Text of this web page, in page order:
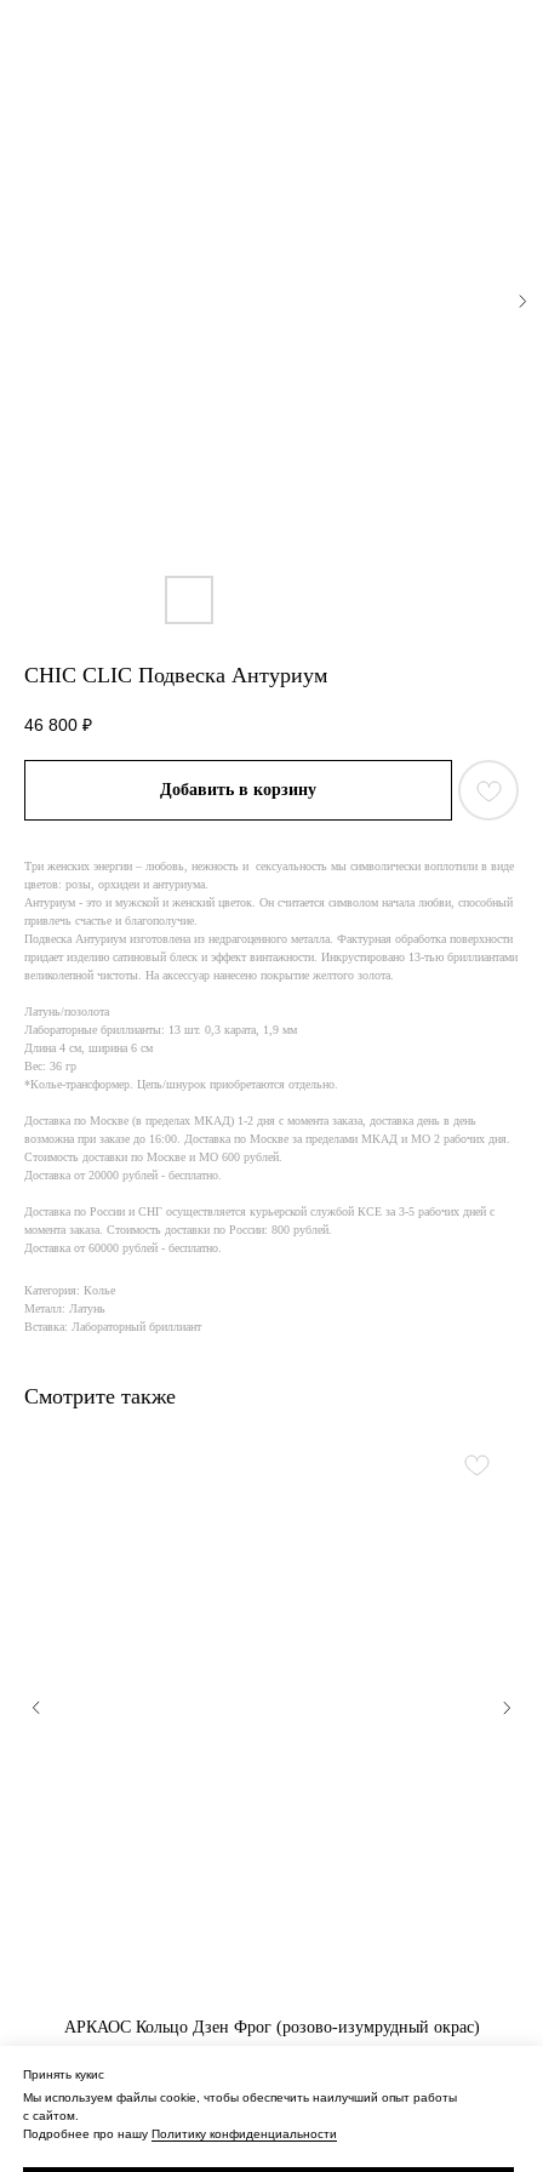
Принять кукис
Мы используем файлы cookie, чтобы обеспечить наилучший опыт работы
с сайтом.
Подробнее про нашу Политику конфиденциальности
CHIC CLIC Подвеска Антуриум
46 800 ₽
Добавить в корзину
Три женских энергии – любовь, нежность и сексуальность мы символически воплотили в виде
цветов: розы, орхидеи и антуриума.
Антуриум - это и мужской и женский цветок. Он считается символом начала любви, способный
привлечь счастье и благополучие.
Подвеска Антуриум изготовлена из недрагоценного металла. Фактурная обработка поверхности
придает изделию сатиновый блеск и эффект винтажности. Инкрустировано 13-тью бриллиантами
великолепной чистоты. На аксессуар нанесено покрытие желтого золота.
Латунь/позолота
Лабораторные бриллианты: 13 шт. 0,3 карата, 1,9 мм
Длина 4 см, ширина 6 см
Вес: 36 гр
*Колье-трансформер. Цепь/шнурок приобретаются отдельно.
Доставка по Москве (в пределах МКАД) 1-2 дня с момента заказа, доставка день в день
возможна при заказе до 16:00. Доставка по Москве за пределами МКАД и МО 2 рабочих дня.
Стоимость доставки по Москве и МО 600 рублей.
Доставка от 20000 рублей - бесплатно.
Доставка по России и СНГ осуществляется курьерской службой КСE за 3-5 рабочих дней с
момента заказа. Стоимость доставки по России: 800 рублей.
Доставка от 60000 рублей - бесплатно.
Категория: Колье
Металл: Латунь
Вставка: Лабораторный бриллиант
Смотрите также
АРКАОС Кольцо Дзен Фрог (розово-изумрудный окрас)
98 000 ₽
Купить